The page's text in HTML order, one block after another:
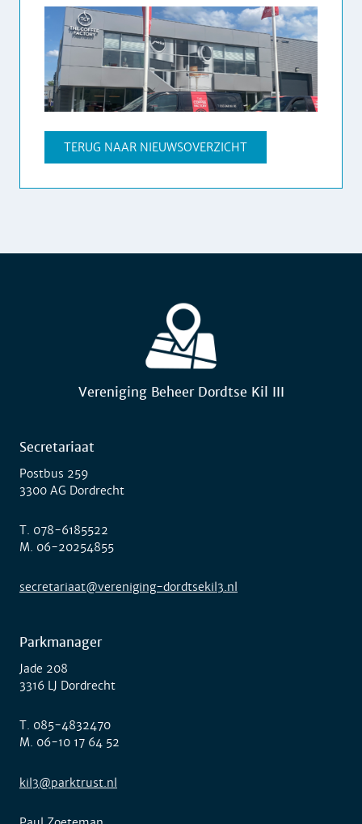
TERUG NAAR NIEUWSOVERZICHT
Vereniging Beheer Dordtse Kil III
Secretariaat
Postbus 259
3300 AG Dordrecht
T. 078-6185522
M. 06-20254855
secretariaat@vereniging-dordtsekil3.nl
Parkmanager
Jade 208
3316 LJ Dordrecht
T. 085-4832470
M. 06-10 17 64 52
kil3@parktrust.nl